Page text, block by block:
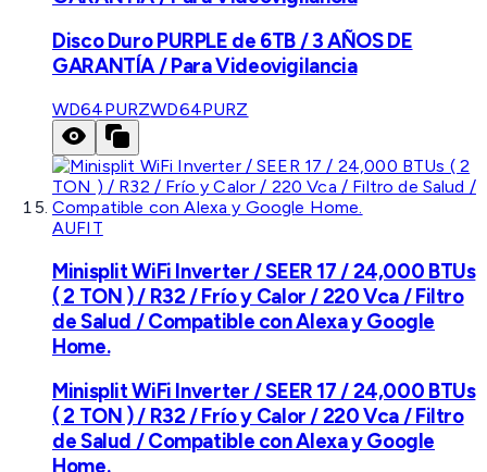
Disco Duro PURPLE de 6TB / 3 AÑOS DE
GARANTÍA / Para Videovigilancia
WD64PURZWD64PURZ
AUFIT
Minisplit WiFi Inverter / SEER 17 / 24,000 BTUs
( 2 TON ) / R32 / Frío y Calor / 220 Vca / Filtro
de Salud / Compatible con Alexa y Google
Home.
Minisplit WiFi Inverter / SEER 17 / 24,000 BTUs
( 2 TON ) / R32 / Frío y Calor / 220 Vca / Filtro
de Salud / Compatible con Alexa y Google
Home.